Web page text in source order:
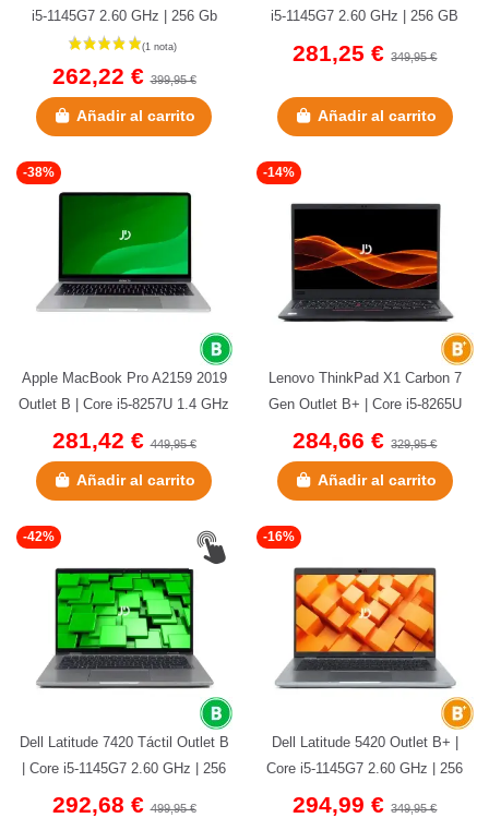
i5-1145G7 2.60 GHz | 256 Gb
NVMe | 8 GB DDR4 Onboard...
262,22 €399,95 €
Añadir al carrito
i5-1145G7 2.60 GHz | 256 GB
NVMe | 8 GB DDR4 | 14" |...
281,25 €349,95 €
Añadir al carrito
-38%
Apple MacBook Pro A2159 2019
Outlet B | Core i5-8257U 1.4 GHz
| 128 GB NVMe | 8 GB...
281,42 €449,95 €
Añadir al carrito
-14%
Lenovo ThinkPad X1 Carbon 7
Gen Outlet B+ | Core i5-8265U
1.60 GHz | 256 GB NVMe | 8
284,66 €329,95 €
Añadir al carrito
-42%
Dell Latitude 7420 Táctil Outlet B
| Core i5-1145G7 2.60 GHz | 256
GB NVMe | 16 GB DDR4...
292,68 €499,95 €
-16%
Dell Latitude 5420 Outlet B+ |
Core i5-1145G7 2.60 GHz | 256
GB NVMe | 8 GB DDR4 | 14"...
294,99 €349,95 €